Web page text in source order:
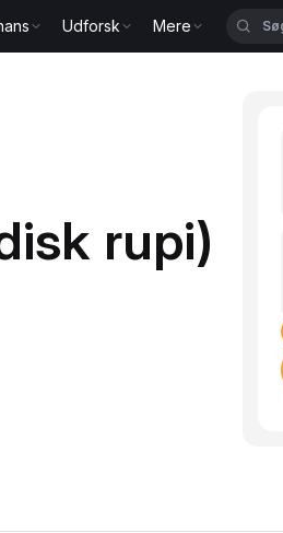
Udforsk Mere
rupi)